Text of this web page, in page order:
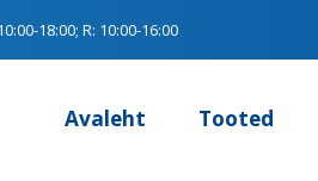
18:00; R: 10:00-16:00
Avaleht Tooted